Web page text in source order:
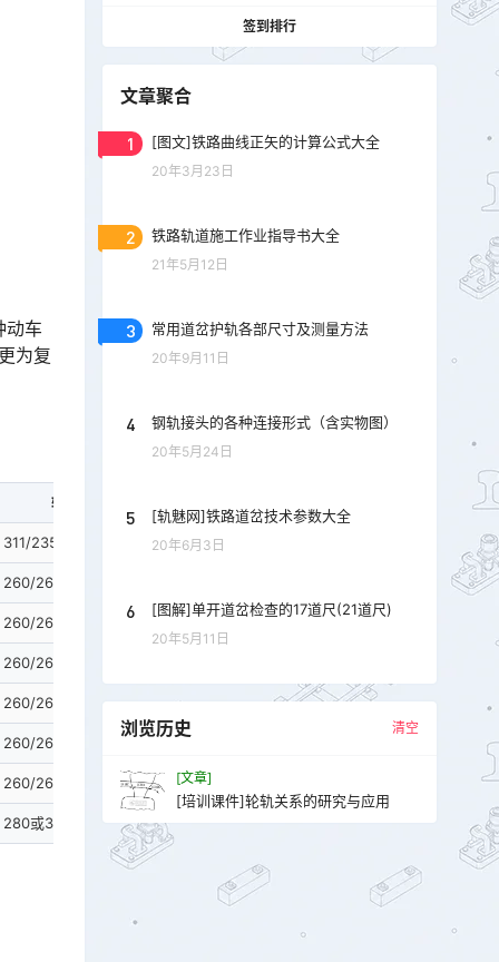
动车
为复
轮/轨硬度HB
311/235
260/260
260/260
260/260或280
260/260或280
260/260
260/260或280
280或340
签到排行
文章聚合
1 [图文]铁路曲线正矢的计算公式大全
20年3月23日
2 铁路轨道施工作业指导书大全
21年5月12日
3 常用道岔护轨各部尺寸及测量方法
20年9月11日
4 钢轨接头的各种连接形式（含实物图）
20年5月24日
5 [轨魅网]铁路道岔技术参数大全
20年6月3日
6 [图解]单开道岔检查的17道尺(21道尺)
20年5月11日
浏览历史 清空
[文章]
[培训课件]轮轨关系的研究与应用